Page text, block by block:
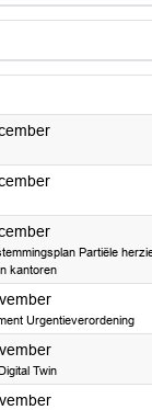
2024
2024
2024
Partiële
kantoren
2024
Urgentieverordening
2024
Twin
2024